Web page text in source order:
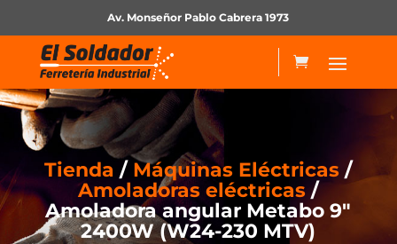
Av. Monseñor Pablo Cabrera 1973
Tienda / Máquinas Eléctricas/
Amoladoras eléctricas/
Amoladora angular Metabo 9″
2400W (W24-230 MTV)